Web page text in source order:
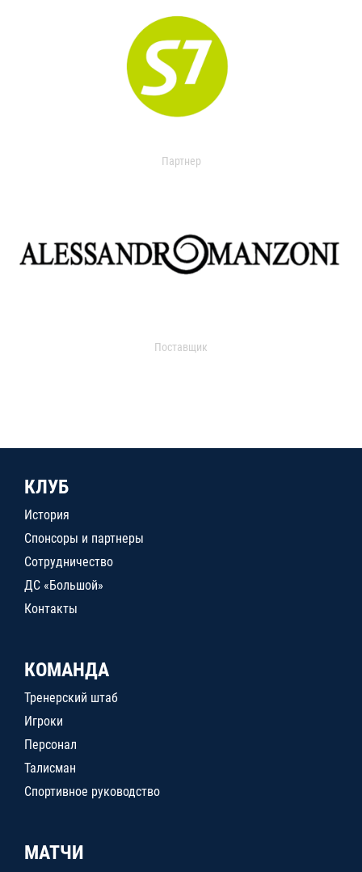
Партнер
Поставщик
КЛУБ
История
Спонсоры и партнеры
Сотрудничество
ДС «Большой»
Контакты
КОМАНДА
Тренерский штаб
Игроки
Персонал
Талисман
Спортивное руководство
МАТЧИ